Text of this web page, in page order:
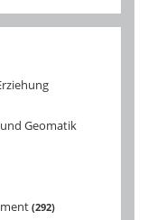
Geomatik
292